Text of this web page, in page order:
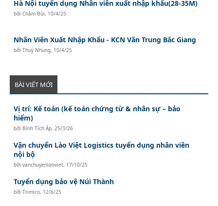
Hà Nội tuyển dụng Nhân viên xuất nhập khẩu(28-35M)
bởiChâm Bùi, 10/4/25
Nhân Viên Xuất Nhập Khẩu - KCN Vân Trung Bắc Giang
bởiThuỳ Nhung, 10/4/25
BÀI VIẾT MỚI
Vị trí: Kế toán (kế toán chứng từ & nhân sự – bảo
hiểm)
bởi Bình Tích Áp, 25/3/26
Vận chuyển Lào Việt Logistics tuyển dụng nhân viên
nội bộ
bởivanchuyenlaoviet, 17/10/25
Tuyển dụng bảo vệ Núi Thành
bởiTrimico, 12/6/25